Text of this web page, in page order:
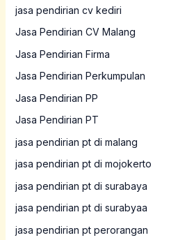
jasa pendirian cv kediri
Jasa Pendirian CV Malang
Jasa Pendirian Firma
Jasa Pendirian Perkumpulan
Jasa Pendirian PP
Jasa Pendirian PT
jasa pendirian pt di malang
jasa pendirian pt di mojokerto
jasa pendirian pt di surabaya
jasa pendirian pt di surabyaa
jasa pendirian pt perorangan